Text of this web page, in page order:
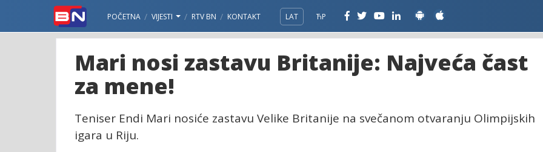
POČETNA VIJESTI RTV BN KONTAKT LAT ЋР
Mari nosi zastavu Britanije: Najveća čast
za mene!
Teniser Endi Mari nosiće zastavu Velike Britanije na svečanom otvaranju Olimpijskih
igara u Riju.